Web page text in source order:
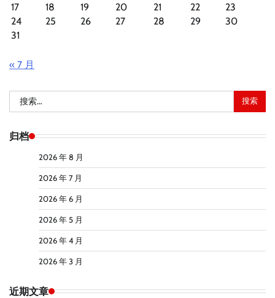
17
18 19 20 21 22
23
24
25 26 27 28 29
30
31
« 7 月
索：
归档
2026 年 8 月
2026 年 7 月
2026 年 6 月
2026 年 5 月
2026 年 4 月
2026 年 3 月
近期文章